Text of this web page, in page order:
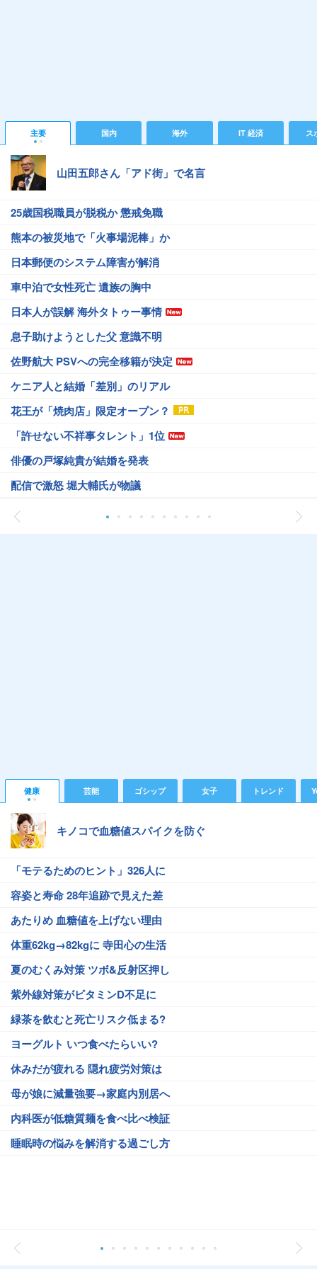
主要 国内 海外 IT 経済 ス
山田五郎さん「アド街」で名言
25歳国税職員が脱税か 懲戒免職
熊本の被災地で「火事場泥棒」か
日本郵便のシステム障害が解消
車中泊で女性死亡 遺族の胸中
日本人が誤解 海外タトゥー事情
息子助けようとした父 意識不明
佐野航大 PSVへの完全移籍が決定
ケニア人と結婚「差別」のリアル
花王が「焼肉店」限定オープン？
「許せない不祥事タレント」1位
俳優の戸塚純貴が結婚を発表
配信で激怒 堀大輔氏が物議
健康 芸能 ゴシップ 女子 トレンド
キノコで血糖値スパイクを防ぐ
「モテるためのヒント」326人に
容姿と寿命 28年追跡で見えた差
あたりめ 血糖値を上げない理由
体重62kg→82kgに 寺田心の生活
夏のむくみ対策 ツボ&反射区押し
紫外線対策がビタミンD不足に
緑茶を飲むと死亡リスク低まる?
ヨーグルト いつ食べたらいい?
休みだが疲れる 隠れ疲労対策は
母が娘に減量強要→家庭内別居へ
内科医が低糖質麺を食べ比べ検証
睡眠時の悩みを解消する過ごし方